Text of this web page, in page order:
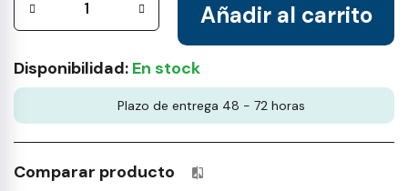
Añadir al carrito
Disponibilidad: En stock
Plazo de entrega 48 - 72 horas
Comparar producto Productos incluidos en tu lista